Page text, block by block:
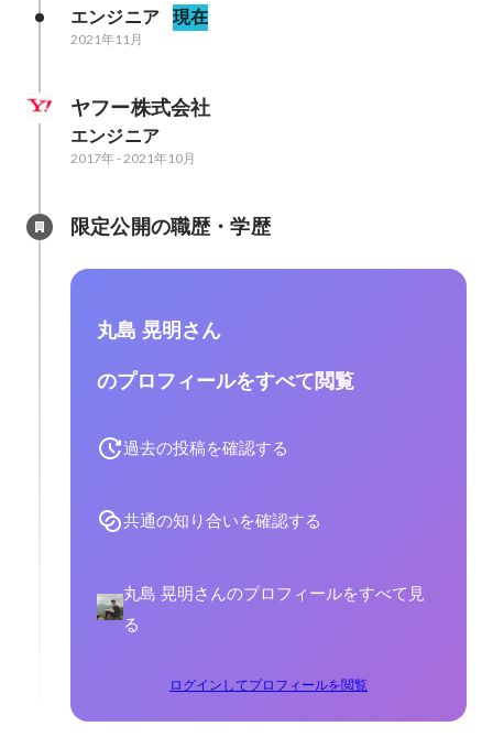
エンジニア 現在
2021年11月
ヤフー株式会社
エンジニア
2017年-2021年10月
限定公開の職歴・学歴
丸島 晃明さん
のプロフィールをすべて閲覧
過去の投稿を確認する
共通の知り合いを確認する
丸島 晃明さんのプロフィールをすべて見
る
ログインしてプロフィールを閲覧